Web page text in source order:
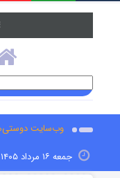
وب‌سایت
جمعه ۱۶ مرداد ۱۴۰۵